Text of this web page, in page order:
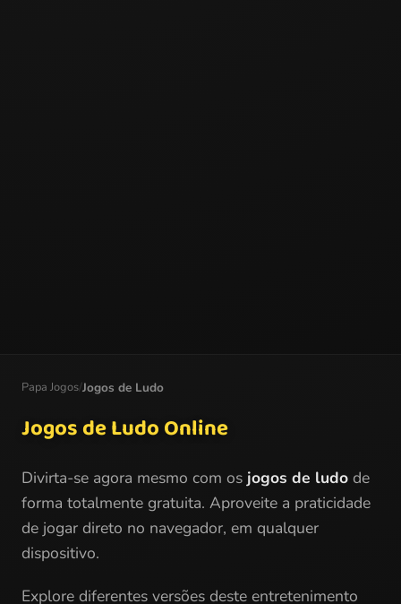
Papa Jogos/Jogos de Ludo
Jogos de Ludo Online
Divirta-se agora mesmo com os jogos de ludo de
forma totalmente gratuita. Aproveite a praticidade
de jogar direto no navegador, em qualquer
dispositivo.
Explore diferentes versões deste entretenimento